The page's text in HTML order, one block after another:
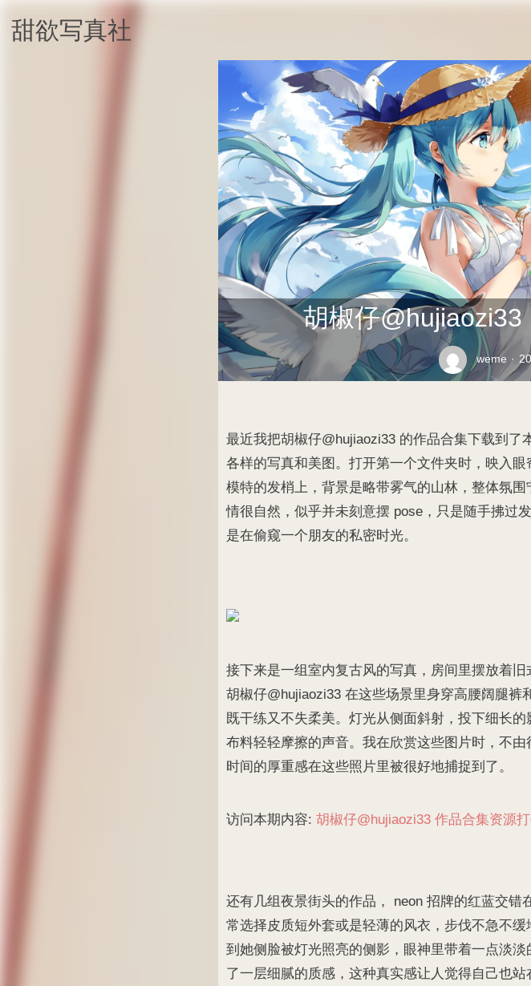
公交车司机终于在众人
甜欲写真社
胡椒仔
weme ·
最近我把胡椒仔@hujiaozi33 的作品合集下载到
各样的写真和美图。打开第一个文件夹时，映入
模特的发梢上，背景是略带雾气的山林，整体氛
情很自然，似乎并未刻意摆 pose，只是随手拂过
是在偷窥一个朋友的私密时光。
接下来是一组室内复古风的写真，房间里摆放着
胡椒仔@hujiaozi33 在这些场景里身穿高腰阔腿
既干练又不失柔美。灯光从侧面斜射，投下细长
布料轻轻摩擦的声音。我在欣赏这些图片时，不
时间的厚重感在这些照片里被很好地捕捉到了。
访问本期内容: 胡椒仔@hujiaozi33 作品合集资源
还有几组夜景街头的作品， neon 招牌的红蓝交
常选择皮质短外套或是轻薄的风衣，步伐不急不
到她侧脸被灯光照亮的侧影，眼神里带着一点淡
了一层细腻的质感，这种真实感让人觉得自己也